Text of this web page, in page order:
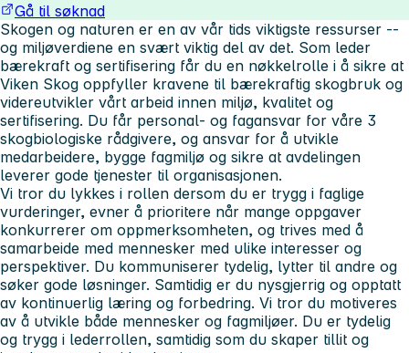
Gå til søknad
Skogen og naturen er en av vår tids viktigste ressurser --
og miljøverdiene en svært viktig del av det. Som leder
bærekraft og sertifisering får du en nøkkelrolle i å sikre at
Viken Skog oppfyller kravene til bærekraftig skogbruk og
videreutvikler vårt arbeid innen miljø, kvalitet og
sertifisering. Du får personal- og fagansvar for våre 3
skogbiologiske rådgivere, og ansvar for å utvikle
medarbeidere, bygge fagmiljø og sikre at avdelingen
leverer gode tjenester til organisasjonen.
Vi tror du lykkes i rollen dersom du er trygg i faglige
vurderinger, evner å prioritere når mange oppgaver
konkurrerer om oppmerksomheten, og trives med å
samarbeide med mennesker med ulike interesser og
perspektiver. Du kommuniserer tydelig, lytter til andre og
søker gode løsninger. Samtidig er du nysgjerrig og opptatt
av kontinuerlig læring og forbedring. Vi tror du motiveres
av å utvikle både mennesker og fagmiljøer. Du er tydelig
og trygg i lederrollen, samtidig som du skaper tillit og